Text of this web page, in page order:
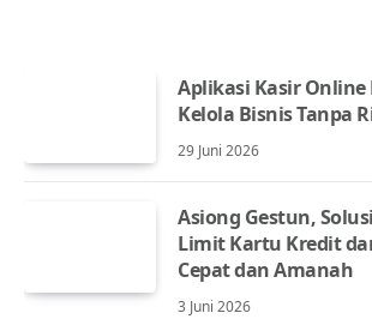
Aplikasi Kasir Online
Kelola Bisnis Tanpa
29 Juni 2026
Asiong Gestun,
Limit Kartu Kredit
Cepat dan Amanah
3 Juni 2026